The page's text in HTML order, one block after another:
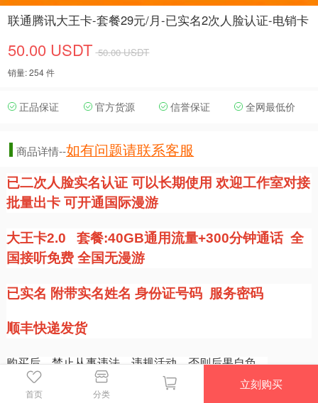
联通腾讯大王卡-套餐29元/月-已实名2次人脸认证-电销卡
50.00 USDT 50.00 USDT
销量: 254 件
正品保证 官方货源 信誉保证 全网最低价
商品详情--如有问题请联系客服
已二次人脸实名认证 可以长期使用 欢迎工作室对接
批量出卡 可开通国际漫游
大王卡2.0 套餐:40GB通用流量+300分钟通话 全
国接听免费 全国无漫游
已实名 附带实名姓名 身份证号码 服务密码
顺丰快递发货
购买后，禁止从事违法、违规活动。否则后果自负。
售后问题请联系客服。
首页
分类
立刻购买